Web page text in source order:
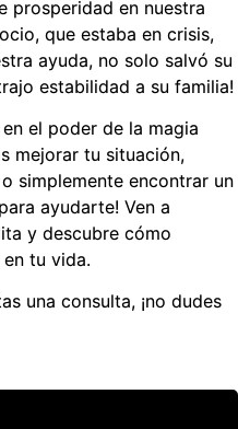
prosperidad en nuestra
que estaba en crisis,
ayuda, no solo salvó su
estabilidad a su familia!
el poder de la magia
mejorar tu situación,
simplemente encontrar un
ayudarte! Ven a
y descubre cómo
tu vida.
una consulta, ¡no dudes